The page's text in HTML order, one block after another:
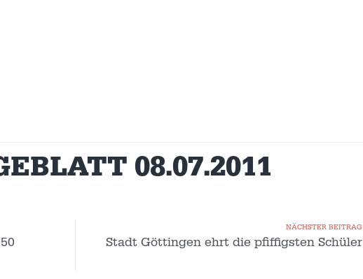
08.07.2011
NÄCHSTER BEITRAG
Stadt Göttingen ehrt die pfiffigsten Schüler